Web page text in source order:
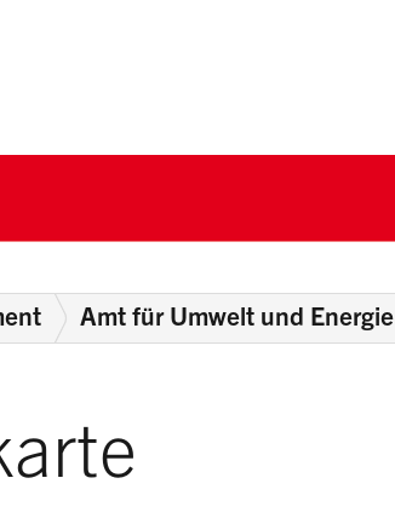
Amt für Umwelt und Energie